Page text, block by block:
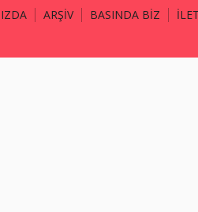
ARŞİV BASINDA BİZ